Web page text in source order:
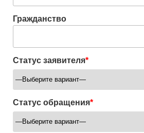
Гражданство
Статус заявителя*
Статус обращения*